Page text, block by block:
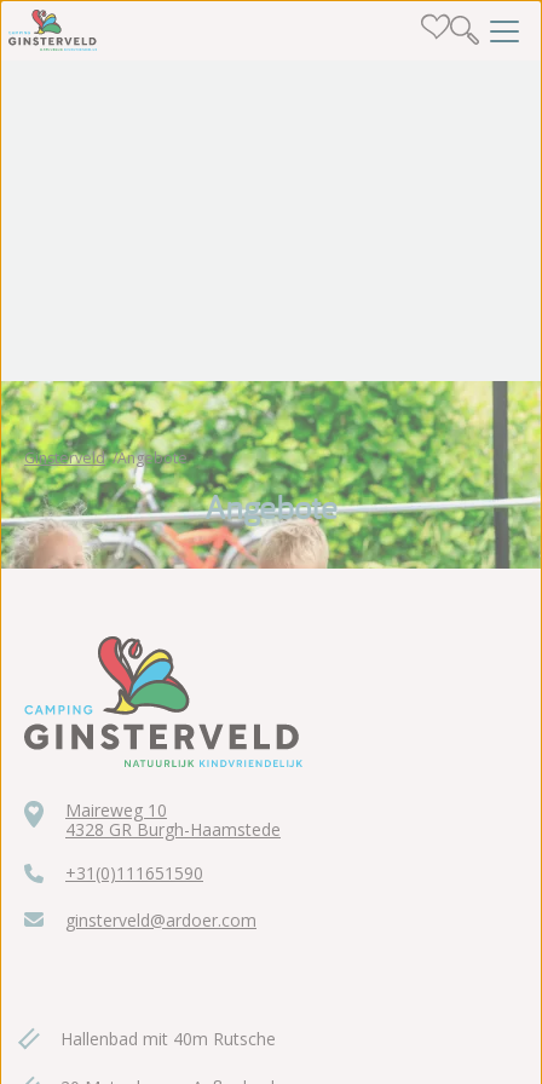
Ginsterveld Angebote
Angebote
Maireweg 10
4328 GR Burgh-Haamstede
+31(0)111651590
ginsterveld@ardoer.com
Hallenbad mit 40m Rutsche